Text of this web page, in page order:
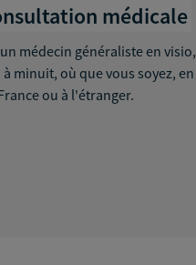
médicale
médecin généraliste en visio,
minuit, où que vous soyez, en
ou à l'étranger.